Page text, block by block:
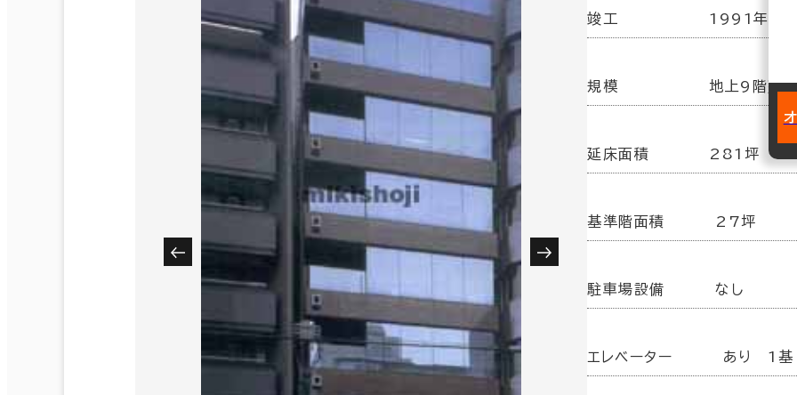
竣工 1991年 4
規模 地上9階建
延床面積 281坪
基準階面積 27坪
駐車場設備 なし
エレベーター あり 1基